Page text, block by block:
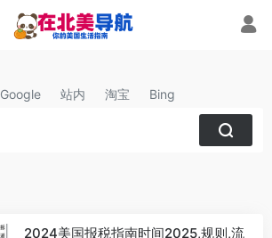
Google 站内 淘宝 Bing
2024美国报税指南时间2025,规则,流